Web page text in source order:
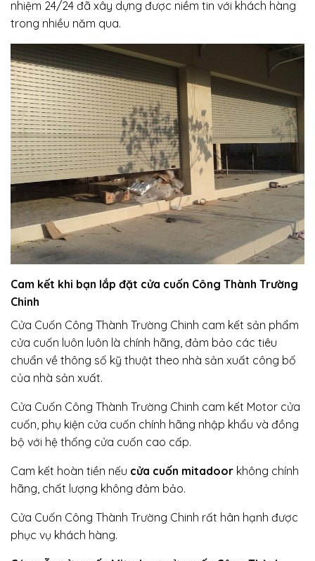
nhiệm 24/24 đã xây dựng được niềm tin với khách hàng
trong nhiều năm qua.
Cam kết khi bạn lắp đặt cửa cuốn Công Thành Trường
Chinh
Cửa Cuốn Công Thành Trường Chinh cam kết sản phẩm
cửa cuốn luôn luôn là chính hãng, đảm bảo các tiêu
chuẩn về thông số kỹ thuật theo nhà sản xuất công bố
của nhà sản xuất.
Cửa Cuốn Công Thành Trường Chinh cam kết Motor cửa
cuốn, phụ kiện cửa cuốn chính hãng nhập khẩu và đồng
bộ với hệ thống cửa cuốn cao cấp.
Cam kết hoàn tiền nếu cửa cuốn mitadoor không chính
hãng, chất lượng không đảm bảo.
Cửa Cuốn Công Thành Trường Chinh rất hân hạnh được
phục vụ khách hàng.